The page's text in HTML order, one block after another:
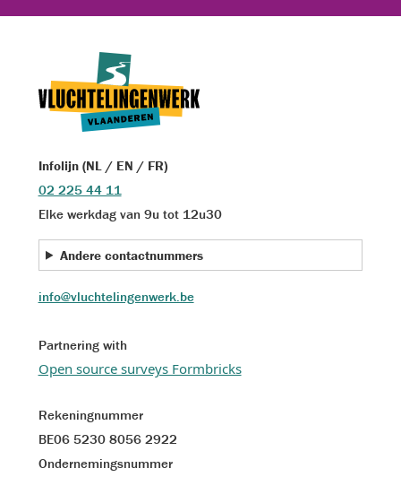
Infolijn (NL / EN / FR)
02 225 44 11
Elke werkdag van 9u tot 12u30
Andere contactnummers
info@vluchtelingenwerk.be
Partnering with
Open source surveys Formbricks
Rekeningnummer
BE06 5230 8056 2922
Ondernemingsnummer